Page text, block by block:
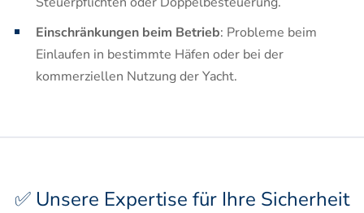
Einschränkungen beim Betrieb: Probleme beim
Einlaufen in bestimmte Häfen oder bei der
kommerziellen Nutzung der Yacht.​
✅ Unsere Expertise für Ihre Sicherheit